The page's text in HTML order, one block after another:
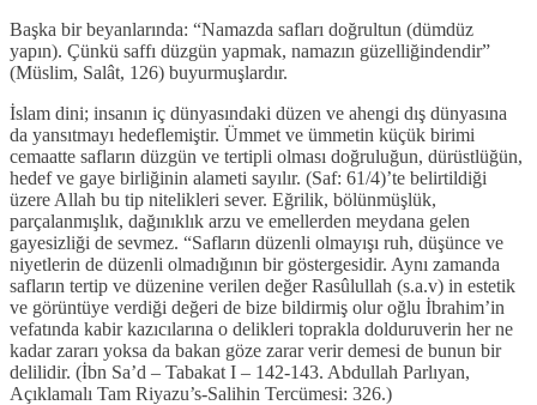
Başka bir beyanlarında: “Namazda safları doğrultun (dümdüz
yapın). Çünkü saffı düzgün yapmak, namazın güzelliğindendir”
(Müslim, Salât, 126) buyurmuşlardır.
İslam dini; insanın iç dünyasındaki düzen ve ahengi dış dünyasına
da yansıtmayı hedeflemiştir. Ümmet ve ümmetin küçük birimi
cemaatte safların düzgün ve tertipli olması doğruluğun, dürüstlüğün,
hedef ve gaye birliğinin alameti sayılır. (Saf: 61/4)’te belirtildiği
üzere Allah bu tip nitelikleri sever. Eğrilik, bölünmüşlük,
parçalanmışlık, dağınıklık arzu ve emellerden meydana gelen
gayesizliği de sevmez. “Safların düzenli olmayışı ruh, düşünce ve
niyetlerin de düzenli olmadığının bir göstergesidir. Aynı zamanda
safların tertip ve düzenine verilen değer Rasûlullah (s.a.v) in estetik
ve görüntüye verdiği değeri de bize bildirmiş olur oğlu İbrahim’in
vefatında kabir kazıcılarına o delikleri toprakla dolduruverin her ne
kadar zararı yoksa da bakan göze zarar verir demesi de bunun bir
delilidir. (İbn Sa’d – Tabakat I – 142-143. Abdullah Parlıyan,
Açıklamalı Tam Riyazu’s-Salihin Tercümesi: 326.)